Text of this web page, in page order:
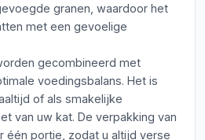
granen, waardoor het
met een gevoelige
gecombineerd met
voedingsbalans. Het is
of als smakelijke
van uw kat. De verpakking van
één portie, zodat u altijd verse